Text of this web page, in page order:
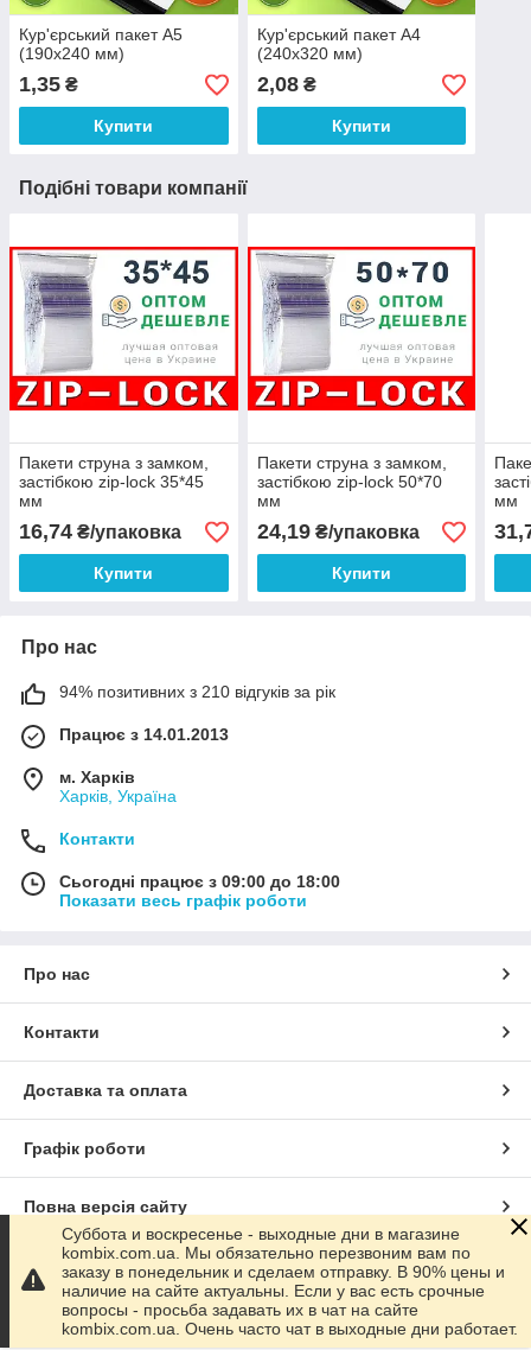
Кур'єрський пакет А5
(190х240 мм)
1,35 ₴
Купити
Кур'єрський пакет А4
(240х320 мм)
2,08₴
Купити
Подібні товари компанії
Пакети струна з замком,
застібкою zip-lock 35*45
мм
16,74 ₴/упаковка
Купити
Пакети струна з замком,
застібкою zip-lock 50*70
мм
24,19₴/упаковка
Купити
мм
Про нас
94% позитивних з 210 відгуків за рік
Працює з 14.01.2013
м. Харків
Харків, Україна
Контакти
Сьогодні працює з 09:00 до 18:00
Показати весь графік роботи
Про нас
Контакти
Доставка та оплата
Графік роботи
Повна версія сайту
Сайт створено на маркетплейсіProm.ua
Політика конфіденційності
Суббота и воскресенье - выходные дни в магазине
kombix.com.ua. Мы обязательно перезвоним вам по
заказу в понедельник и сделаем отправку. В 90% цены и
наличие на сайте актуальны. Если у вас есть срочные
вопросы - просьба задавать их в чат на сайте
kombix.com.ua. Очень часто чат в выходные дни работает.